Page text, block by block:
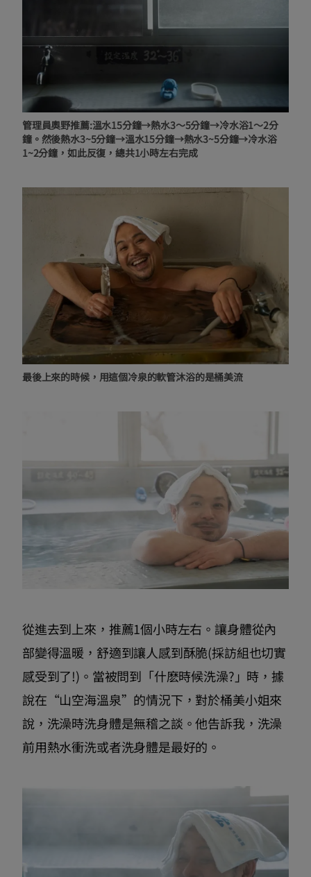
管理員奧野推薦:溫水15分鐘→熱水3〜5分鐘→冷水浴1〜2分
鐘。然後熱水3~5分鐘→溫水15分鐘→熱水3~5分鐘→冷水浴
1~2分鐘，如此反復，總共1小時左右完成
最後上來的時候，用這個冷泉的軟管沐浴的是桶美流
從進去到上來，推薦1個小時左右。讓身體從內
部變得溫暖，舒適到讓人感到酥脆(採訪組也切實
感受到了!)。當被問到「什麽時候洗澡?」時，據
說在“山空海溫泉”的情況下，對於桶美小姐來
說，洗澡時洗身體是無稽之談。他告訴我，洗澡
前用熱水衝洗或者洗身體是最好的。